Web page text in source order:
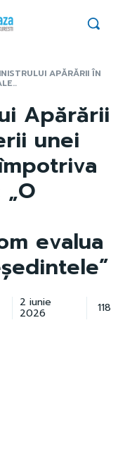
APĂRĂRII ÎN
Apărării
unei
evalua
2 iunie
2026 118